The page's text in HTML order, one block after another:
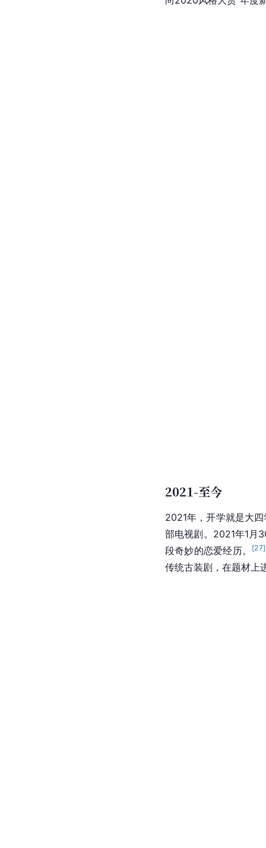
2021-至今
2021年，开学就是大
部电视剧。2021年1月
段奇妙的恋爱经历。
[27]
传统古装剧，在题材上